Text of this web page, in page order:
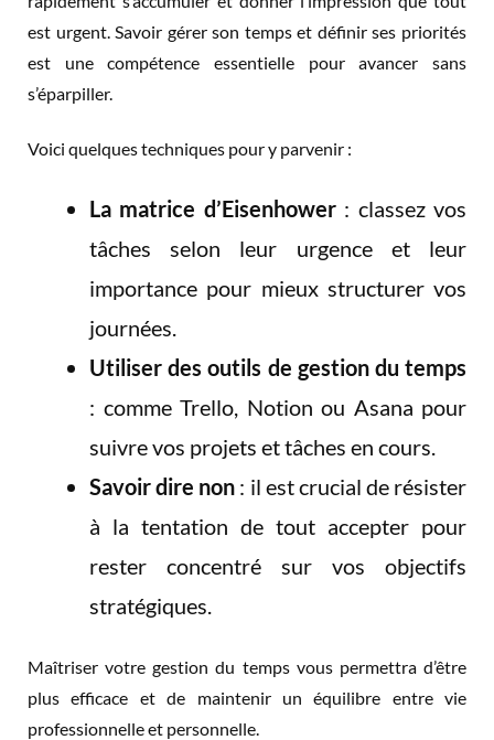
est urgent. Savoir gérer son temps et définir ses priorités
est une compétence essentielle pour avancer sans
s’éparpiller.
Voici quelques techniques pour y parvenir :
La matrice d’Eisenhower: classez vos
tâches selon leur urgence et leur
importance pour mieux structurer vos
journées.
Utiliser des outils de gestion du temps
: comme Trello, Notion ou Asana pour
suivre vos projets et tâches en cours.
Savoir dire non : il est crucial de résister
à la tentation de tout accepter pour
rester concentré sur vos objectifs
stratégiques.
Maîtriser votre gestion du temps vous permettra d’être
plus efficace et de maintenir un équilibre entre vie
professionnelle et personnelle.